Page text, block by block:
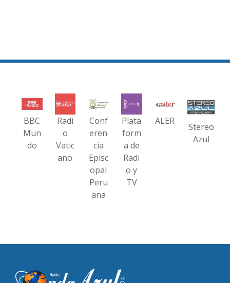
BBC
Mun
do
Radi
o
Vatic
ano
Conf
eren
cia
Episc
opal
Peru
ana
Plata
form
a de
Radi
o y
TV
ALER
Stereo
Azul